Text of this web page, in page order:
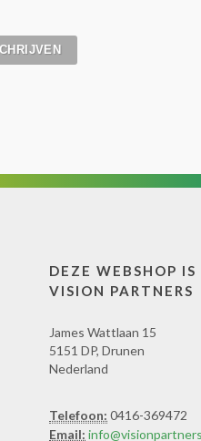
DEZE WEBSHOP
VISION PARTNERS
James Wattlaan 15
5151 DP, Drunen
Nederland
Telefoon: 0416-369472
Email: